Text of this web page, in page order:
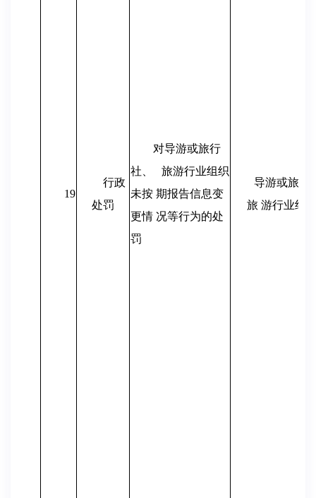
19
行政
处罚
对导游或旅行
社、
旅游行业组织
未按 期报告信息变
更情 况等行为的处
罚
导游或旅行
旅 游行业组